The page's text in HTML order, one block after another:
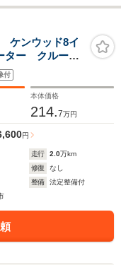
ンウッド8イ
ター クルーズ
) HKSマフラ
イヤ ETC
付
本体価格
214.7万円
円
走行 2.0万km
修復
なし
整備
法定整備付